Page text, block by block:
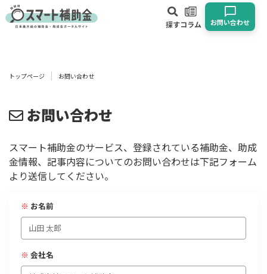
探すコラム お問い合わせ
団体
エリア
業種
建設･不動産業
宿泊･旅館業
使い道
トップページ お問い合わせ
お問い合わせ
スマート補助金のサービス、登録されている補助金、助成
金情報、記事内容についてのお問い合わせは下記フォーム
より送信してください。
※ お名前
※ 会社名